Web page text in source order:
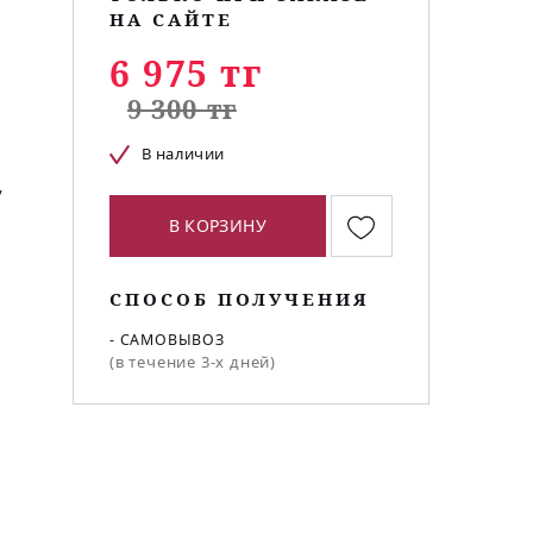
НА САЙТЕ
6 975 тг
9 300 тг
В наличии
В КОРЗИНУ
СПОСОБ ПОЛУЧЕНИЯ
- САМОВЫВОЗ
(в течение 3-х дней)